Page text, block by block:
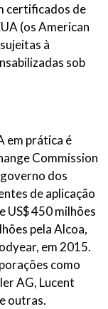
certificados de
(os American
à
sob
em prática é
Commission
dos
de aplicação
US$ 450 milhões
pela Alcoa,
em 2015.
como
AG, Lucent
outras.